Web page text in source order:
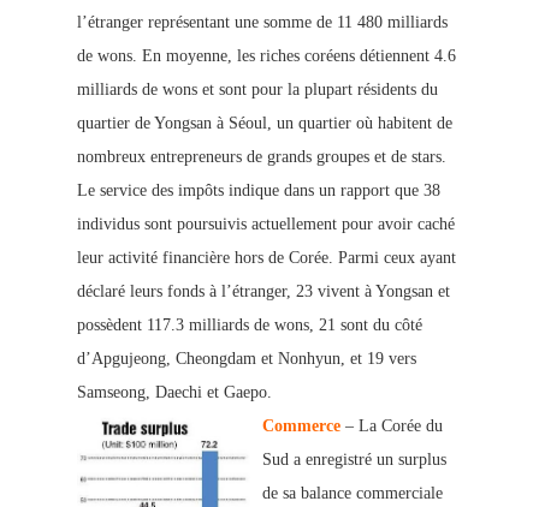
l’étranger représentant une somme de 11 480 milliards
de wons. En moyenne, les riches coréens détiennent 4.6
milliards de wons et sont pour la plupart résidents du
quartier de Yongsan à Séoul, un quartier où habitent de
nombreux entrepreneurs de grands groupes et de stars.
Le service des impôts indique dans un rapport que 38
individus sont poursuivis actuellement pour avoir caché
leur activité financière hors de Corée. Parmi ceux ayant
déclaré leurs fonds à l’étranger, 23 vivent à Yongsan et
possèdent 117.3 milliards de wons, 21 sont du côté
d’Apgujeong, Cheongdam et Nonhyun, et 19 vers
Samseong, Daechi et Gaepo.
Commerce – La Corée du
Sud a enregistré un surplus
de sa balance commerciale